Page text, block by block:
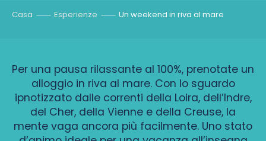
Casa Esperienze Un weekend in riva al mare
Per una pausa rilassante al 100%, prenotate un
alloggio in riva al mare. Con lo sguardo
ipnotizzato dalle correnti della Loira, dell’Indre,
del Cher, della Vienne e della Creuse, la
mente vaga ancora più facilmente. Uno stato